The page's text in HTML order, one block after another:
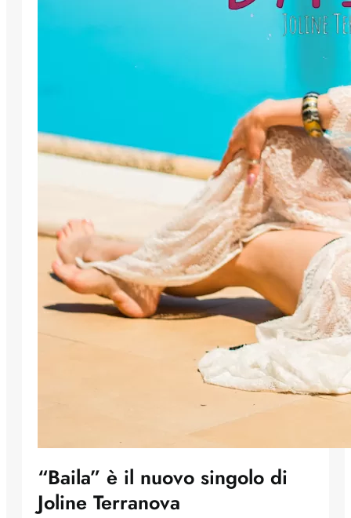
“Baila” è il nuovo singolo di
Joline Terranova